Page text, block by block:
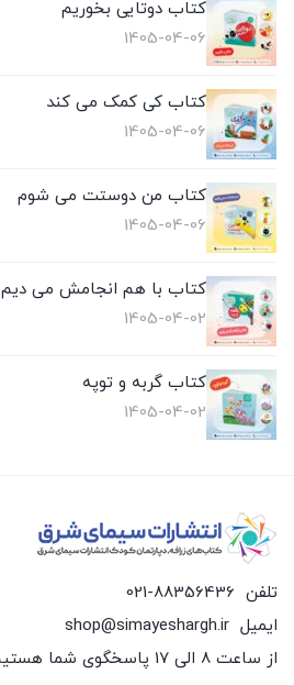
کتاب دوتایی بخوریم
1405-04-06
کتاب کی کمک می کند
1405-04-06
کتاب من دوستت می شوم
1405-04-06
کتاب با هم انجامش می دیم
1405-04-02
کتاب گربه و توپه
1405-04-02
تلفن 021-88356436
ایمیل shop@simayeshargh.ir
از ساعت 8 الی 17 پاسخگوی شما هستیم.